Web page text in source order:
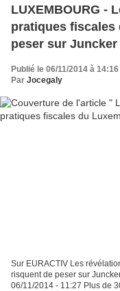
LUXEMBOURG -
pratiques fiscales
peser sur Juncker
Publié le 06/11/2014 à 14:16
Par Jocegaly
Sur EURACTIV Les
risquent de peser sur
06/11/2014 - 11:27 Plus de